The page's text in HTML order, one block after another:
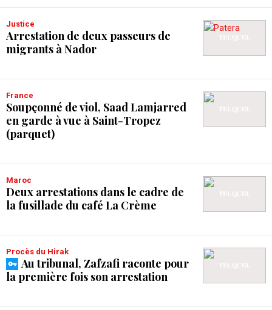
Justice
Arrestation de deux passeurs de
migrants à Nador
France
Soupçonné de viol, Saad Lamjarred
en garde à vue à Saint-Tropez
(parquet)
Maroc
Deux arrestations dans le cadre de
la fusillade du café La Crème
Procès du Hirak
Au tribunal, Zafzafi raconte pour
la première fois son arrestation